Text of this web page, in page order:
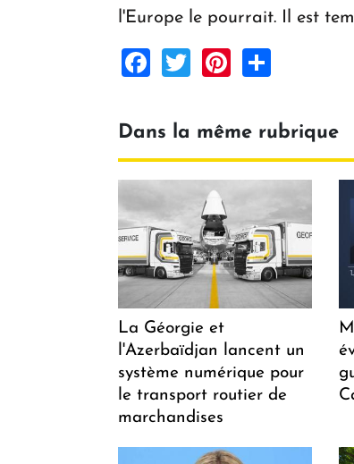
l'Europe le pourrait. Il est
Facebook
TwitterPinterest
Dans la même rubrique
La Géorgie et
l'Azerbaïdjan lancent un
système numérique pour
le transport routier de
marchandises